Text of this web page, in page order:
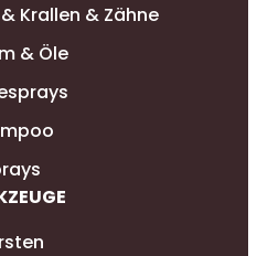
Krallen & Zähne
& Öle